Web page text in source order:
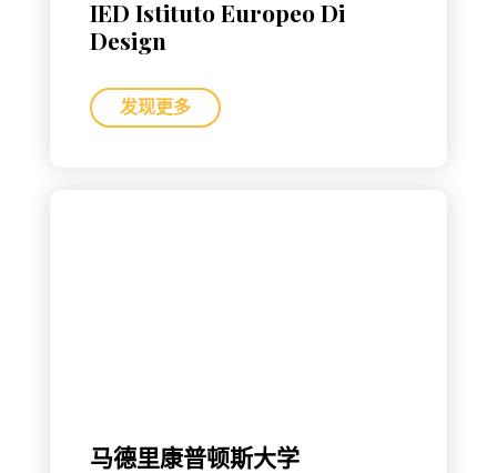
IED Istituto Europeo Di
Design
发现更多
马德里康普顿斯大学